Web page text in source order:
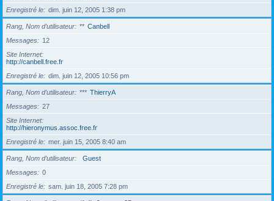
Enregistré le
dim. juin 12, 2005 1:38 pm
Rang, Nom d’utilisateur ** Canbell
Messages
12
Site Internet
http://canbell.free.fr
Enregistré le
dim. juin 12, 2005 10:56 pm
Rang, Nom d’utilisateur *** ThierryA
Messages
27
Site Internet
http://hieronymus.assoc.free.fr
Enregistré le
mer. juin 15, 2005 8:40 am
Rang, Nom d’utilisateur
Guest
Messages
0
Enregistré le
sam. juin 18, 2005 7:28 pm